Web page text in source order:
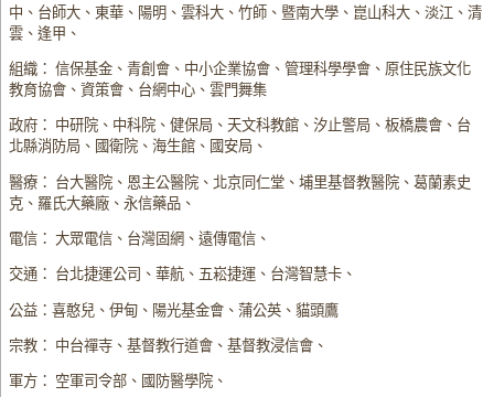
中、台師大、東華、陽明、雲科大、竹師、暨南大學、崑山科大、淡江、清
雲、逢甲、
組織： 信保基金、青創會、中小企業協會、管理科學學會、原住民族文化
教育協會、資策會、台網中心、雲門舞集
政府： 中研院、中科院、健保局、天文科教館、汐止警局、板橋農會、台
北縣消防局、國衛院、海生館、國安局、
醫療： 台大醫院、恩主公醫院、北京同仁堂、埔里基督教醫院、葛蘭素史
克、羅氏大藥廠、永信藥品、
電信： 大眾電信、台灣固網、遠傳電信、
交通： 台北捷運公司、華航、五崧捷運、台灣智慧卡、
公益：喜憨兒、伊甸、陽光基金會、蒲公英、貓頭鷹
宗教： 中台禪寺、基督教行道會、基督教浸信會、
軍方： 空軍司令部、國防醫學院、